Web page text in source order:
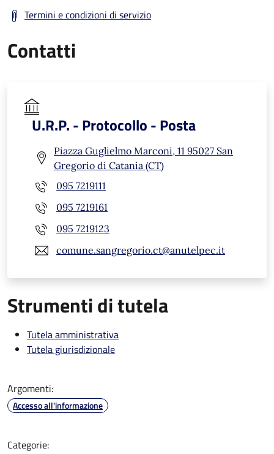
Termini e condizioni di servizio
Contatti
U.R.P. - Protocollo - Posta
Piazza Guglielmo Marconi, 11 95027 San
Gregorio di Catania (CT)
095 7219111
095 7219161
095 7219123
comune.sangregorio.ct@anutelpec.it
Strumenti di tutela
Tutela amministrativa
Tutela giurisdizionale
Argomenti:
Accesso all'informazione
Categorie: